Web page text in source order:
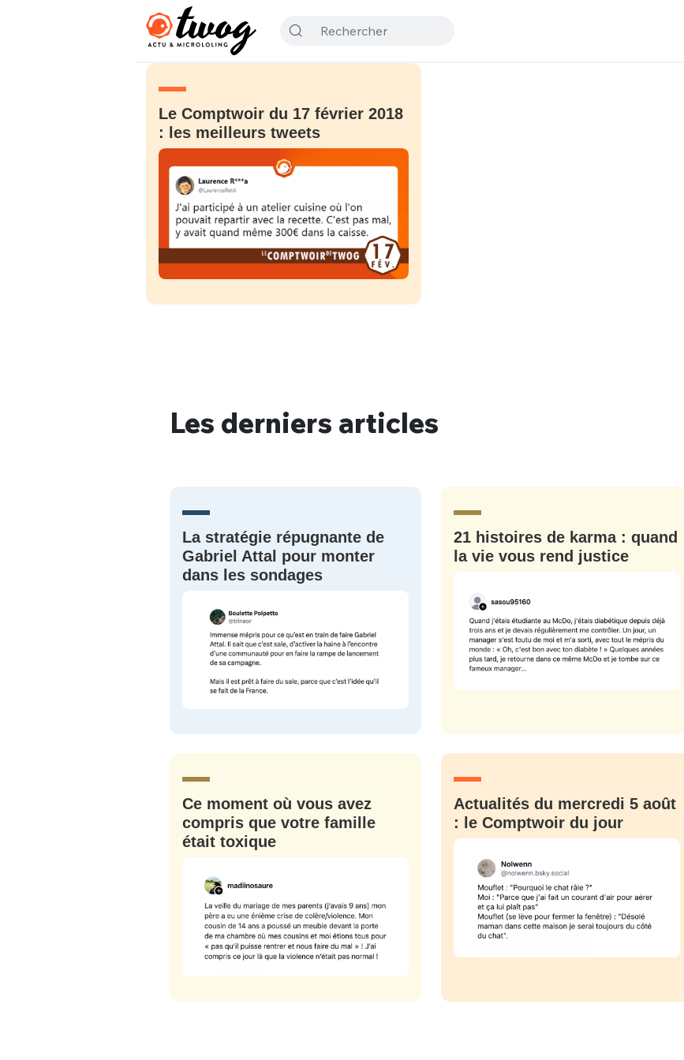
Le Comptwoir du 17 février 2018
: les meilleurs tweets
Les derniers articles
La stratégie répugnante de
Gabriel Attal pour monter
dans les sondages
21 histoires de karma : quand
la vie vous rend justice
Ce moment où vous avez
compris que votre famille
était toxique
Actualités du mercredi 5 août
: le Comptwoir du jour
PSEUDO*
PASSWORD*
PSEUDO
VOTRE PARTICIPATION
Que souhaitez-vous proposer ?
Quelques
tweets
Ma propre
sélection